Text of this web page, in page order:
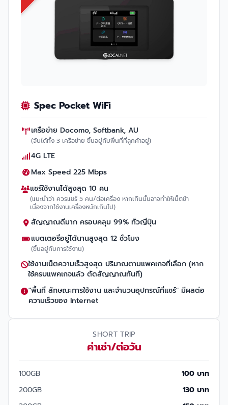
Spec Pocket WiFi
เครือข่าย Docomo, Softbank, AU
(จับได้ทั้ง 3 เครือข่าย ขึ้นอยู่กับพื่นที่ที่ลูกค้าอยู่)
4G LTE
Max Speed 225 Mbps
แชร์ใช้งานได้สูงสุด 10 คน
(แนะนำว่า ควรแชร์ 5 คน/ต่อเครื่อง หากเกินนั้นอาจทำให้เน็ตช้า
เนื่องจากใช้งานเครื่องหนักเกินไป)
สัญญาณดีมาก ครอบคลุม 99% ทั่วญี่ปุ่น
แบตเตอรี่อยู่ได้นานสูงสุด 12 ชั่วโมง
(ขึ้นอยู่กับการใช้งาน)
ใช้งานเน็ตความเร็วสูงสุด ปริมาณตามแพคเกจที่เลือก (หาก
ใช้ครบแพคเกจแล้ว ตัดสัญญาณทันที)
"พื้นที่ ลักษณะการใช้งาน และจำนวนอุปกรณ์ที่แชร์" มีผลต่อ
ความเร็วของ Internet
SHORT TRIP
ค่าเช่า/ต่อวัน
100GB
100 บาท
200GB
130 บาท